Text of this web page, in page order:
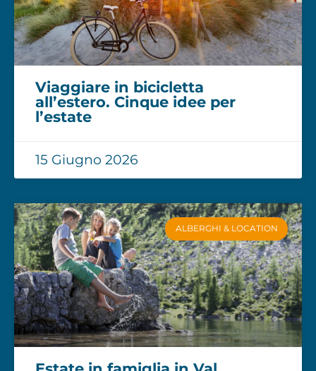
Viaggiare in bicicletta
all’estero. Cinque idee per
l’estate
15 Giugno 2026
ALBERGHI & LOCATION